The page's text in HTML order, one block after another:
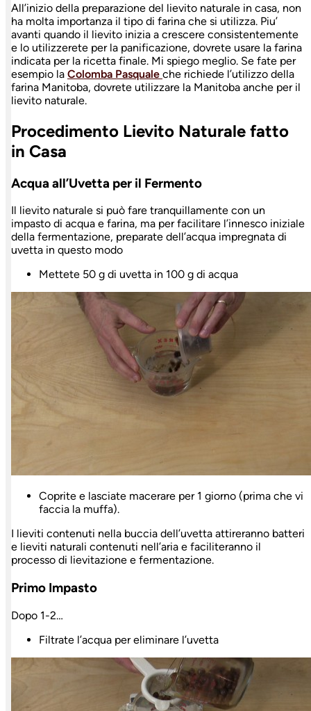
All’inizio della preparazione del lievito naturale in casa, non
ha molta importanza il tipo di farina che si utilizza. Piu’
avanti quando il lievito inizia a crescere consistentemente
e lo utilizzerete per la panificazione, dovrete usare la farina
indicata per la ricetta finale. Mi spiego meglio. Se fate per
esempio la Colomba Pasquale che richiede l’utilizzo della
farina Manitoba, dovrete utilizzare la Manitoba anche per il
lievito naturale.
Procedimento Lievito Naturale fatto
in Casa
Acqua all’Uvetta per il Fermento
Il lievito naturale si può fare tranquillamente con un
impasto di acqua e farina, ma per facilitare l’innesco iniziale
della fermentazione, preparate dell’acqua impregnata di
uvetta in questo modo
Mettete 50 g di uvetta in 100 g di acqua
Coprite e lasciate macerare per 1 giorno (prima che vi
faccia la muffa).
I lieviti contenuti nella buccia dell’uvetta attireranno batteri
e lieviti naturali contenuti nell’aria e faciliteranno il
processo di lievitazione e fermentazione.
Primo Impasto
Dopo 1-2…
Filtrate l’acqua per eliminare l’uvetta